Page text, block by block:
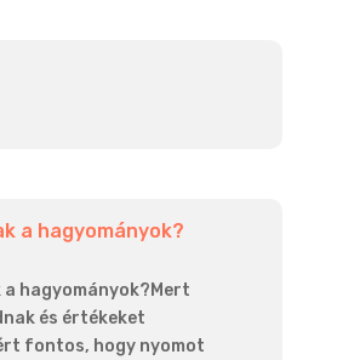
a hagyományok?
hagyományok?Mert
és értékeket
fontos, hogy nyomot